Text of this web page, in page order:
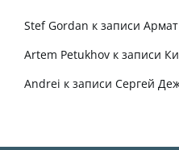
Stef Gordan к записи
Artem Petukhov к записи
Andrei к записи Сергей